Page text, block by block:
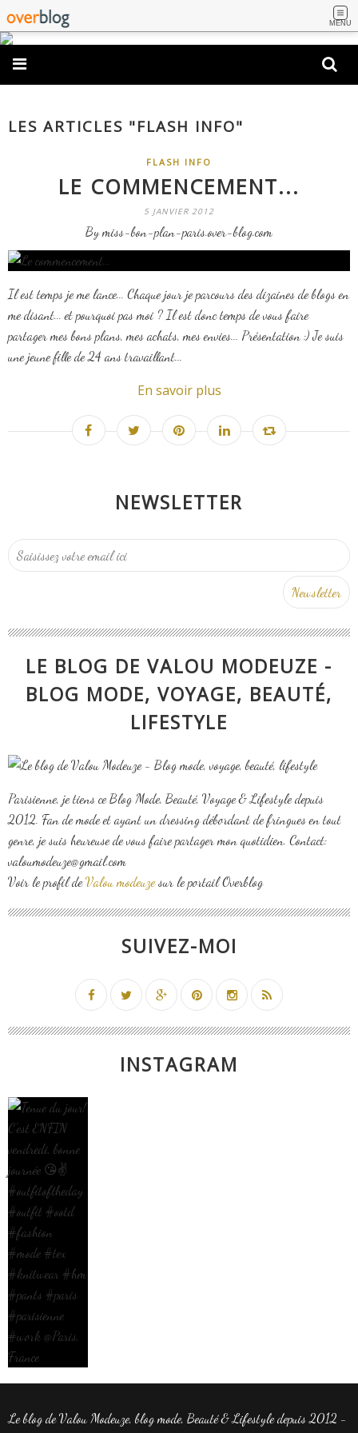
MENU
LES ARTICLES "FLASH INFO"
FLASH INFO
LE COMMENCEMENT...
5 JANVIER 2012
By miss-bon-plan-paris.over-blog.com
Il est temps je me lance... Chaque jour je parcours des dizaines de blogs en
me disant... et pourquoi pas moi ? Il est donc temps de vous faire
partager mes bons plans, mes achats, mes envies... Présentation :) Je suis
une jeune fille de 24 ans travaillant...
En savoir plus
NEWSLETTER
LE BLOG DE VALOU MODEUZE -
BLOG MODE, VOYAGE, BEAUTÉ,
LIFESTYLE
Parisienne, je tiens ce Blog Mode, Beauté, Voyage & Lifestyle depuis
2012. Fan de mode et ayant un dressing débordant de fringues en tout
genre, je suis heureuse de vous faire partager mon quotidien. Contact:
valoumodeuze@gmail.com
Voir le profil deValou modeuzesur le portail Overblog
SUIVEZ-MOI
INSTAGRAM
Le blog de Valou Modeuze, blog mode, Beauté & Lifestyle depuis 2012 -